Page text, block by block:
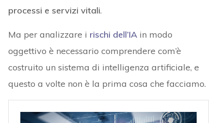
processi e servizi vitali.
Ma per analizzare i rischi dell’IA in modo
oggettivo è necessario comprendere com’è
costruito un sistema di intelligenza artificiale, e
questo a volte non è la prima cosa che facciamo.